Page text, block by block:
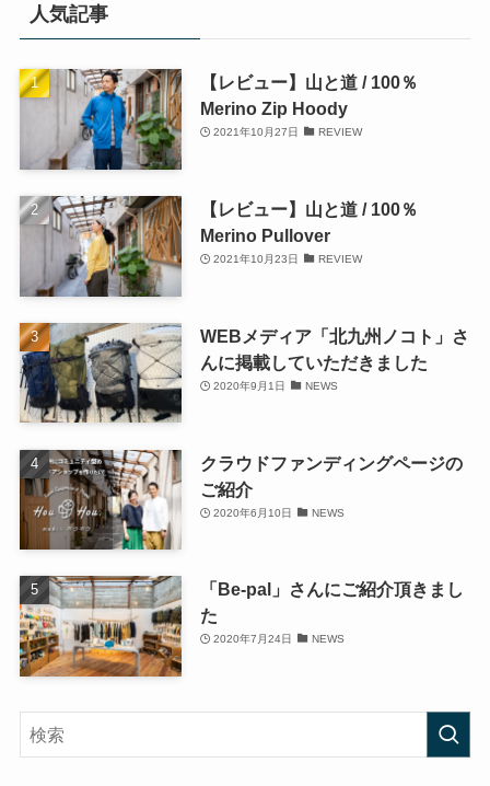
人気記事
【レビュー】山と道 / 100％
Merino Zip Hoody
2021年10月27日 REVIEW
【レビュー】山と道 / 100％
Merino Pullover
2021年10月23日 REVIEW
WEBメディア「北九州ノコト」さ
んに掲載していただきました
2020年9月1日 NEWS
クラウドファンディングページの
ご紹介
2020年6月10日 NEWS
「Be-pal」さんにご紹介頂きまし
た
2020年7月24日 NEWS